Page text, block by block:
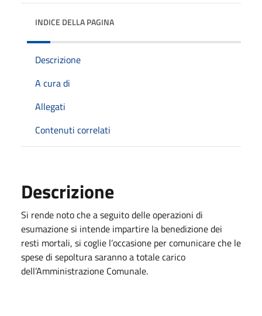
INDICE DELLA PAGINA
Descrizione
A cura di
Allegati
Contenuti correlati
Descrizione
Si rende noto che a seguito delle operazioni di
esumazione si intende impartire la benedizione dei
resti mortali, si coglie l’occasione per comunicare che le
spese di sepoltura saranno a totale carico
dell’Amministrazione Comunale.